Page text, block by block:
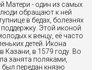
Матери - один из самых
обращают к ней
в бедах, болезнях
Этой иконой
к венцу, её часто
детей. Икона
Казани, в 1579 году. Во
занята поляками,
передан князю